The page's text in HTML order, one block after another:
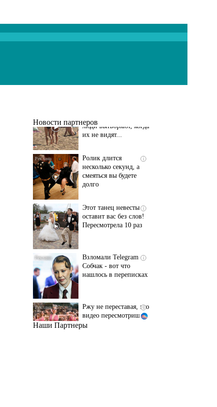
Новости партнеров
i
Ролик длится
несколько секунд, а
долго
Этот танец невесты
оставит вас без слов!
Взломали Telegram
Ржу не переставая, это
Ролик длится пару
Наши Партнеры